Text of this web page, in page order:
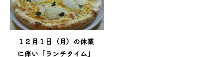
１２月１日（月）の休業
に伴い「ランチタイム」